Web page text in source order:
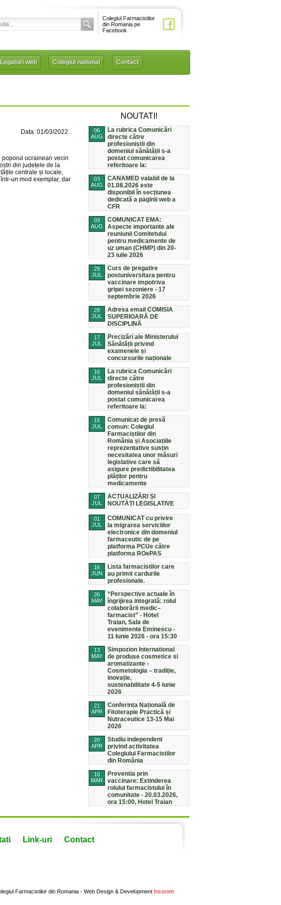
Colegiul Farmacistilor
din Romania pe
Facebook
Legaturi web Colegiul national Contact
Data: 01/03/2022
poporul ucrainean vecin
din județele de la
centrale și locale,
un mod exemplar, dar
NOUTATI!
06
AUG
La rubrica Comunicări
directe către
profesioniștii din
domeniul sănătății s-a
postat comunicarea
referitoare la:
03
AUG
CANAMED valabil de la
01.08.2026 este
disponibil în secțiunea
dedicată a paginii web a
CFR
03
AUG
COMUNICAT EMA:
Aspecte importante ale
reuniunii Comitetului
pentru medicamente de
uz uman (CHMP) din 20-
23 iulie 2026
29
JUL
Curs de pregatire
postuniversitara pentru
vaccinare impotriva
gripei sezoniere - 17
septembrie 2026
28
JUL
Adresa email COMISIA
SUPERIOARĂ DE
DISCIPLINĂ
17
JUL
Precizări ale Ministerului
Sănătății privind
examenele și
concursurile naționale
16
JUL
La rubrica Comunicări
directe către
profesioniștii din
domeniul sănătății s-a
postat comunicarea
referitoare la:
15
JUL
Comunicat de presă
comun: Colegiul
Farmaciștilor din
România și Asociațiile
reprezentative susțin
necesitatea unor măsuri
legislative care să
asigure predictibilitatea
plăților pentru
medicamente
07
JUL
ACTUALIZĂRI ȘI
NOUTĂȚI LEGISLATIVE
01
JUL
COMUNICAT cu privire
la migrarea serviciilor
electronice din domeniul
farmaceutic de pe
platforma PCUe către
platforma ROePAS
16
JUN
Lista farmacistilor care
au primit cardurile
profesionale.
26
MAY
“Perspective actuale în
îngrijirea integrată: rolul
colaborării medic–
farmacist” - Hotel
Traian, Sala de
evenimente Eminescu -
11 Iunie 2026 - ora 15:30
13
MAY
Simpozion International
de produse cosmetice si
aromatizante -
Cosmetologia – tradiție,
inovație,
sustenabilitate 4-5 iunie
2026
21
APR
Conferința Națională de
Fitoterapie Practică și
Nutraceutice 13-15 Mai
2026
20
APR
Studiu independent
privind activitatea
Colegiului Farmacistilor
din România
10
MAR
Preventia prin
vaccinare: Extinderea
rolului farmacistului în
comunitate - 20.03.2026,
ora 15:00, Hotel Traian
Link-uri Contact
Farmacistilor din Romania - Web Design & Development Incorom